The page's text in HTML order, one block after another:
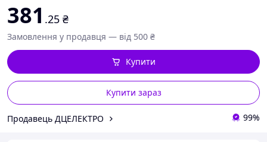
381 .25 ₴
Замовлення у продавця — від 500 ₴
Купити зараз
Купити
Продавець ДЦЕЛЕКТРО 99%